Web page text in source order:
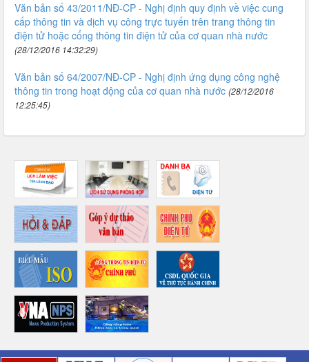
Văn bản số 43/2011/NĐ-CP - Nghị định quy định về việc cung
cấp thông tin và dịch vụ công trực tuyến trên trang thông tin
điện tử hoặc cổng thông tin điện tử của cơ quan nhà nước
(28/12/2016 14:32:29)
Văn bản số 64/2007/NĐ-CP - Nghị định ứng dụng công nghệ
thông tin trong hoạt động của cơ quan nhà nước (28/12/2016
12:25:45)